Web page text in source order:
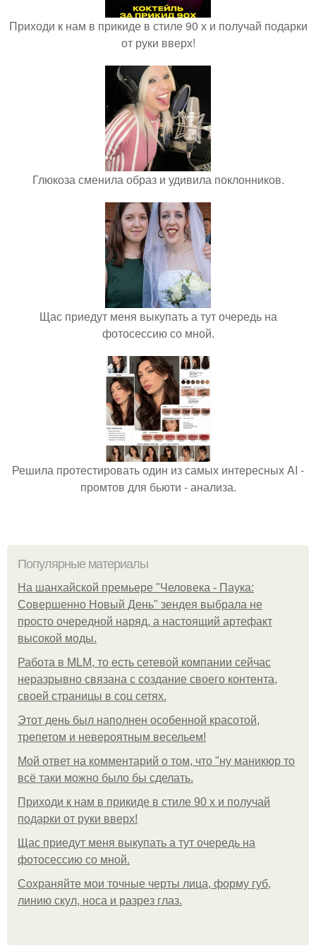
Приходи к нам в прикиде в стиле 90 х и получай подарки
от руки вверх!
Глюкоза сменила образ и удивила поклонников.
Щас приедут меня выкупать а тут очередь на
фотосессию со мной.
Решила протестировать один из самых интересных AI -
промтов для бьюти - анализа.
Популярные материалы
На шанхайской премьере "Человека - Паука:
Совершенно Новый День" зендея выбрала не
просто очередной наряд, а настоящий артефакт
высокой моды.
Работа в MLM, то есть сетевой компании сейчас
неразрывно связана с создание своего контента,
своей страницы в соц сетях.
Этот день был наполнен особенной красотой,
трепетом и невероятным весельем!
Мой ответ на комментарий о том, что "ну маникюр то
всё таки можно было бы сделать.
Приходи к нам в прикиде в стиле 90 х и получай
подарки от руки вверх!
Щас приедут меня выкупать а тут очередь на
фотосессию со мной.
Сохраняйте мои точные черты лица, форму губ,
линию скул, носа и разрез глаз.